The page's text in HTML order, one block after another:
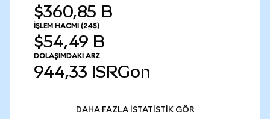
$360,85 B
İŞLEM HACMI (24S)
$54,49 B
DOLAŞIMDAKI ARZ
944,33 ISRGon
DAHA FAZLA İSTATİSTİK GÖR